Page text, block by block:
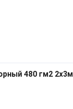
480 гм2 2x3м